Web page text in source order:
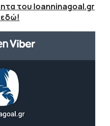
του Ioanninagoal.gr
εδώ!